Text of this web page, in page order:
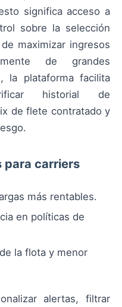
significa acceso a
sobre la selección
maximizar ingresos
de grandes
la plataforma facilita
historial de
de flete contratado y
para carriers
más rentables.
en políticas de
la flota y menor
alertas, filtrar